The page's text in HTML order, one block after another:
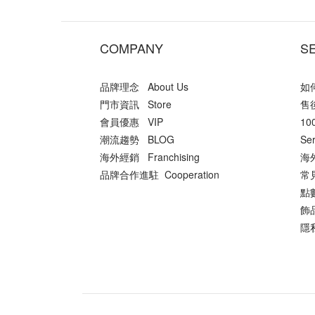
COMPANY
品牌理念 About Us
門市資訊 Store
會員優惠 VIP
潮流趨勢 BLOG
海外經銷 Franchising
品牌合作進駐 Cooperation
如
售
海
常
點
飾
隱